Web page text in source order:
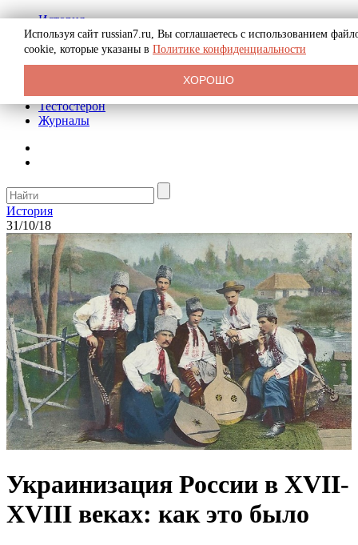
История
Биография
Криминал
Реклама на сайте
Тестостерон
Журналы
История
31/10/18
Украинизация России в XVII-
XVIII веках: как это было
Используя сайт russian7.ru, Вы соглашаетесь с использованием
cookie, которые указаны в Политике конфиденциальности
ХОРОШО